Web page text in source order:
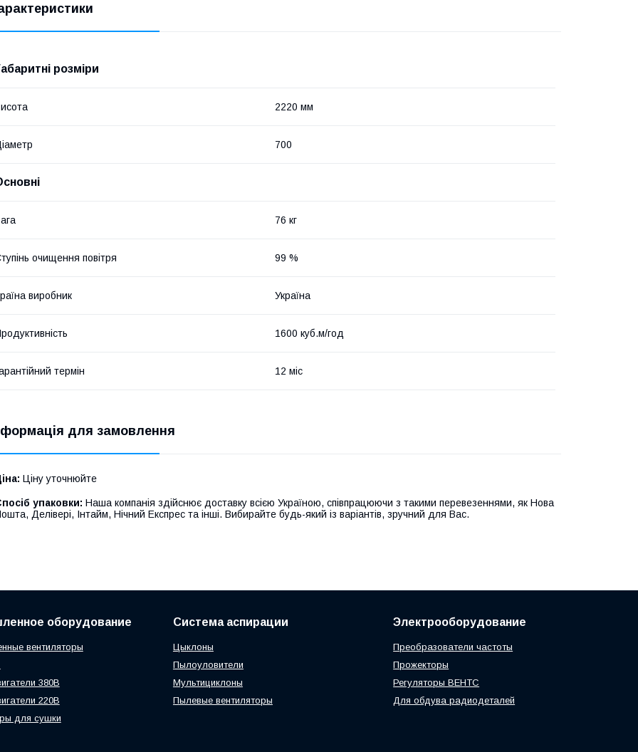
розміри
2220 мм
700
76 кг
очищення повітря 99 %
виробник Україна
1600 куб.м/год
термін 12 міс
для замовлення
Ціну уточнюйте
упаковки: Наша компанія здійснює доставку всією Україною, співпрацюючи з такими перевезеннями, як Нова
Делівері, Інтайм, Нічний Експрес та інші. Вибирайте будь-який із варіантів, зручний для Вас.
оборудование
вентиляторы
380В
220В
для сушки
Система аспирации
Цыклоны
Пылоуловители
Мультициклоны
Пылевые вентиляторы
Электрооборудование
Преобразователи частоты
Прожекторы
Регуляторы ВЕНТС
Для обдува радиодеталей